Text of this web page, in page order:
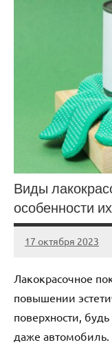
Виды
особенности
17 октября 2023
Avtor
Нет
Лакокрасочное
повышении
поверхности,
даже